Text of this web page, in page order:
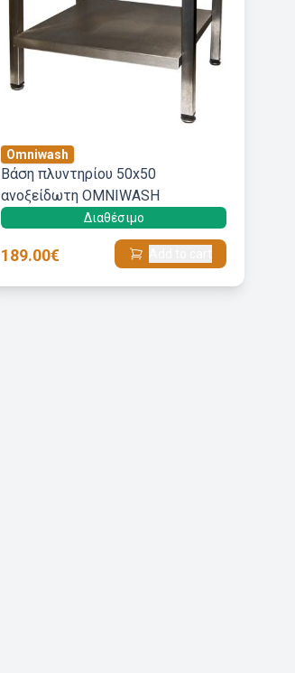
Omniwash
Βάση πλυντηρίου 50x50
ανοξείδωτη OMNIWASH
Διαθέσιμο
189.00€